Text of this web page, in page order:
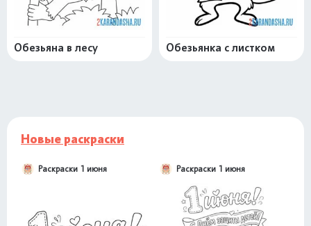
Обезьяна в лесу Обезьянка с листком
Новые раскраски
Раскраски 1 июня Раскраски 1 июня